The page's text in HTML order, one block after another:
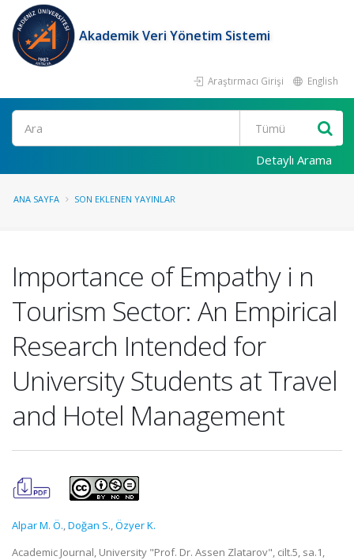
Akademik Veri Yönetim Sistemi
Araştırmacı Girişi English
Ara
Detaylı Arama
ANA SAYFA SON EKLENEN YAYINLAR
Importance of Empathy i n
Tourism Sector: An Empirical
Research Intended for
University Students at Travel
and Hotel Management
Alpar M. Ö.,Doğan S.,Özyer K.
Academic Journal, University "Prof. Dr. Assen Zlatarov", cilt.5, sa.1,